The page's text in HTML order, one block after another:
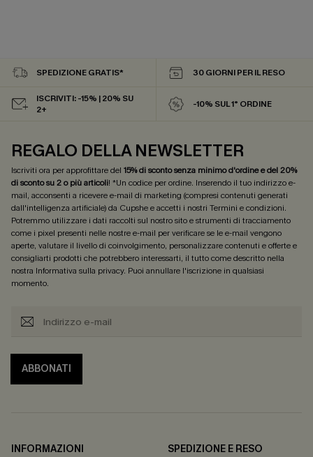
SPEDIZIONE GRATIS* 30 GIORNI PER IL RESO
ISCRIVITI: -15% | 20% SU
2+
-10% SUL 1° ORDINE
REGALO DELLA NEWSLETTER
Iscriviti ora per approfittare del 15% di sconto senza minimo d'ordine e del 20%
di sconto su 2 o più articoli! *Un codice per ordine. Inserendo il tuo indirizzo e-
mail, acconsenti a ricevere e-mail di marketing (compresi contenuti generati
dall'intelligenza artificiale) da Cupshe e accetti i nostri Termini e condizioni.
Potremmo utilizzare i dati raccolti sul nostro sito e strumenti di tracciamento
come i pixel presenti nelle nostre e-mail per verificare se le e-mail vengono
aperte, valutare il livello di coinvolgimento, personalizzare contenuti e offerte e
consigliarti prodotti che potrebbero interessarti, il tutto come descritto nella
nostra Informativa sulla privacy. Puoi annullare l'iscrizione in qualsiasi
momento.
ABBONATI
INFORMAZIONI
SPEDIZIONE E RESO